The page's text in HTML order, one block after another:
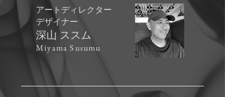
​アートディレクター
デザイナー
深山 ススム
Miyama Susumu